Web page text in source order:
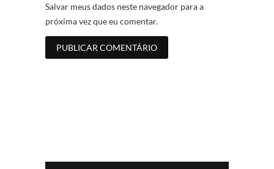
Salvar meus dados neste navegador para a
próxima vez que eu comentar.